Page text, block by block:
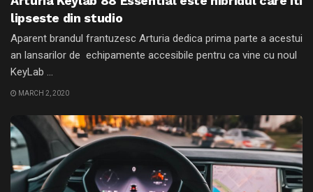
lipseste din studio
Aparent brandul frantuzesc Arturia dedica prima parte a acestui
an lansarilor de echipamente accesibile pentru ca vine cu noul
KeyLab ...
MARCH 2, 2020